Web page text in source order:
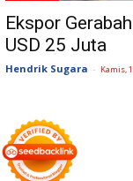
Ekspor
USD 25 Juta
Hendrik Sugara - Kamis,